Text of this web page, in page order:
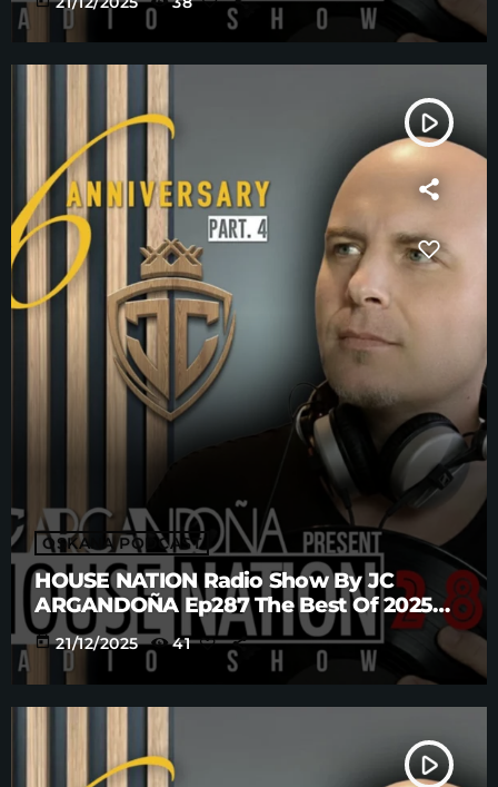
play_arrow
OSKANA PODCAST
HOUSE NATION Radio Show By JC
ARGANDOÑA Ep287 The Best Of 2025
Anniversary Part. 4
today 21/12/2025 41
play_arrow